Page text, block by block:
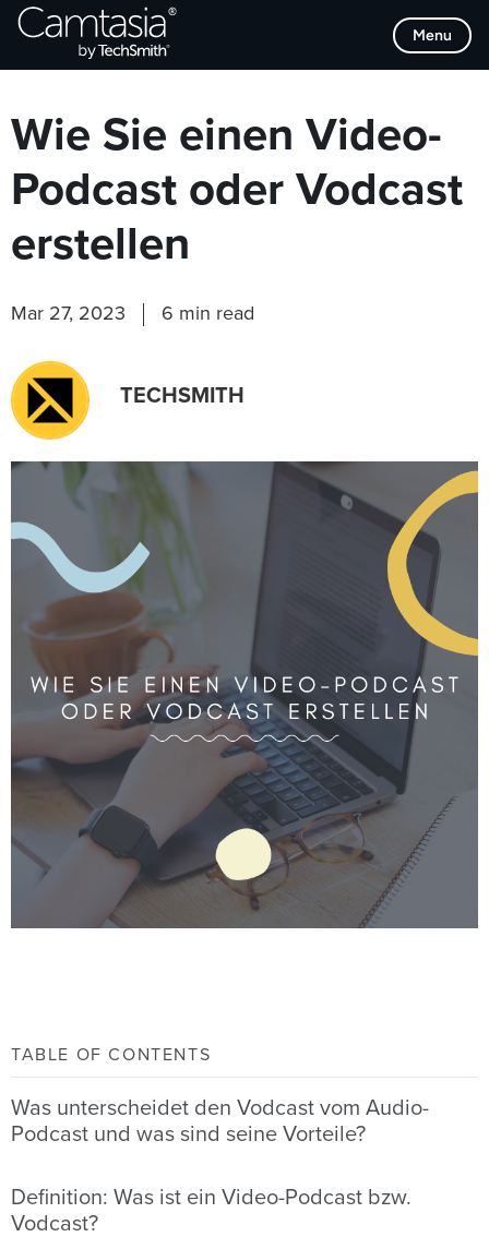
Direkt
zum
Menu
Browse Categories
Wie Sie einen Video-
Podcast oder Vodcast
erstellen
Mar 27, 2023 6 min read
TECHSMITH
TABLE OF CONTENTS
Was unterscheidet den Vodcast vom Audio-
Podcast und was sind seine Vorteile?
Definition: Was ist ein Video-Podcast bzw.
Vodcast?